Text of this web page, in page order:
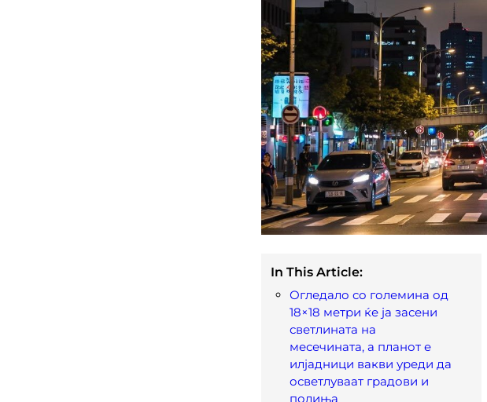
In This Article:
Огледало со големина од
18×18 метри ќе ја засени
светлината на
месечината, а планот е
илјадници вакви уреди да
осветлуваат градови и
полиња